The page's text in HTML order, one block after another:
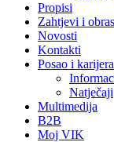
Propisi
Zahtjevi i
Novosti
Kontakti
Posao i karijera
Natječaji
Multimedija
B2B
Moj VIK